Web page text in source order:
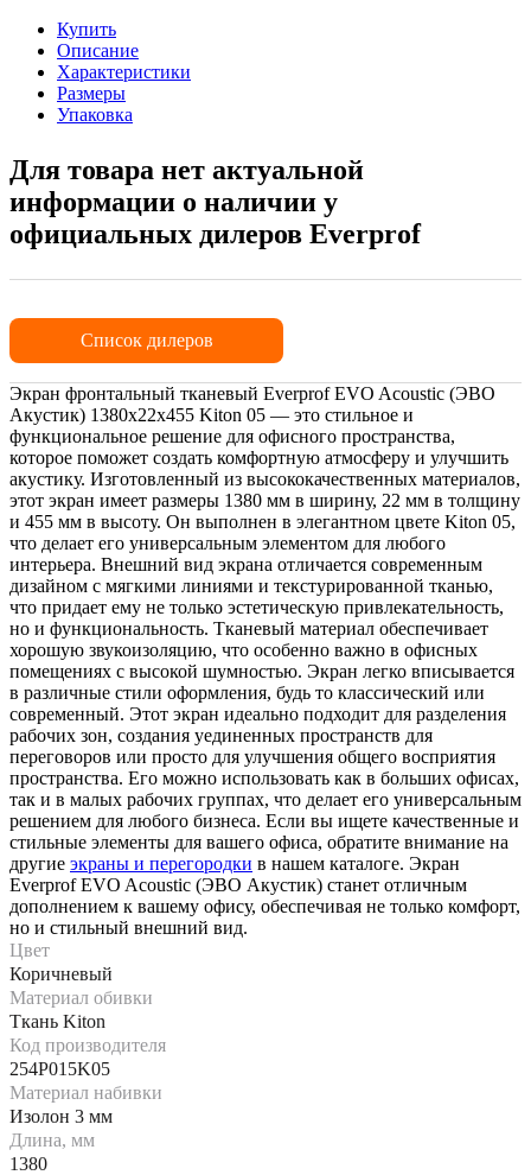
Купить
Описание
Характеристики
Размеры
Упаковка
Для товара нет актуальной
информации о наличии у
официальных дилеров Everprof
Список дилеров
Экран фронтальный тканевый Everprof EVO Acoustic (ЭВО
Акустик) 1380х22x455 Kiton 05 — это стильное и
функциональное решение для офисного пространства,
которое поможет создать комфортную атмосферу и улучшить
акустику. Изготовленный из высококачественных материалов,
этот экран имеет размеры 1380 мм в ширину, 22 мм в толщину
и 455 мм в высоту. Он выполнен в элегантном цвете Kiton 05,
что делает его универсальным элементом для любого
интерьера. Внешний вид экрана отличается современным
дизайном с мягкими линиями и текстурированной тканью,
что придает ему не только эстетическую привлекательность,
но и функциональность. Тканевый материал обеспечивает
хорошую звукоизоляцию, что особенно важно в офисных
помещениях с высокой шумностью. Экран легко вписывается
в различные стили оформления, будь то классический или
современный. Этот экран идеально подходит для разделения
рабочих зон, создания уединенных пространств для
переговоров или просто для улучшения общего восприятия
пространства. Его можно использовать как в больших офисах,
так и в малых рабочих группах, что делает его универсальным
решением для любого бизнеса. Если вы ищете качественные и
стильные элементы для вашего офиса, обратите внимание на
другие экраны и перегородки в нашем каталоге. Экран
Everprof EVO Acoustic (ЭВО Акустик) станет отличным
дополнением к вашему офису, обеспечивая не только комфорт,
но и стильный внешний вид.
Цвет
Коричневый
Материал обивки
Ткань Kiton
Код производителя
254P015K05
Материал набивки
Изолон 3 мм
Длина, мм
1380